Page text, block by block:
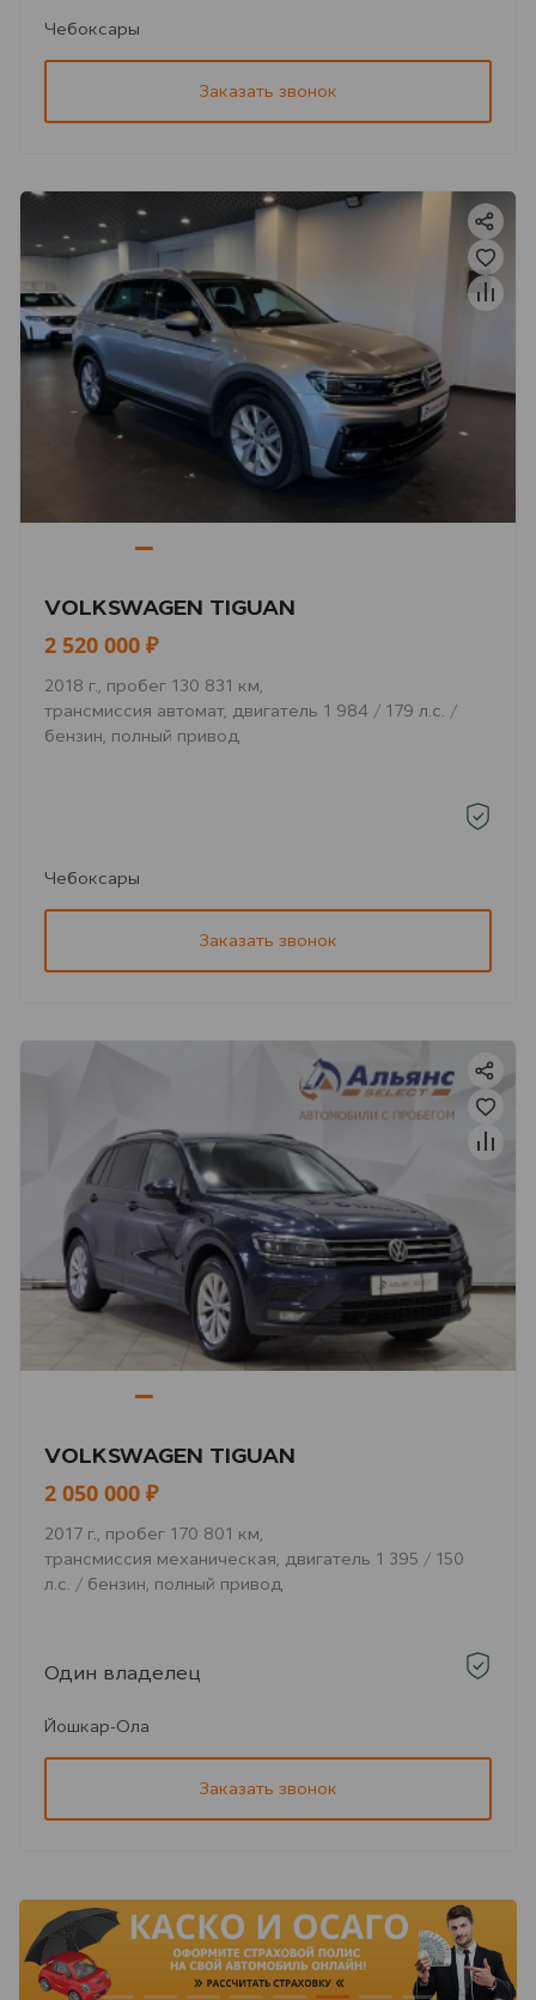
Чебоксары
Заказать звонок
VOLKSWAGEN TIGUAN
2 520 000 ₽
2018 г., пробег 130 831 км,
трансмиссия автомат, двигатель 1 984 / 179 л.с. /
бензин, полный привод
Чебоксары
Заказать звонок
VOLKSWAGEN TIGUAN
2 050 000 ₽
2017 г., пробег 170 801 км,
трансмиссия механическая, двигатель 1 395 / 150
л.с. / бензин, полный привод
Один владелец
Йошкар-Ола
Заказать звонок